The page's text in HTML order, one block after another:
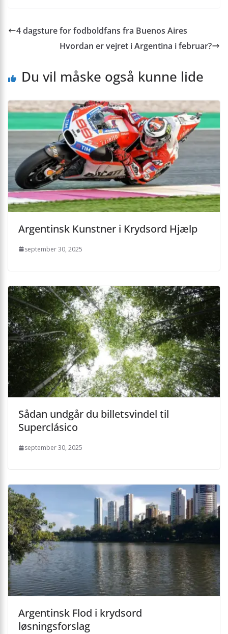
4 dagsture for fodboldfans fra Buenos Aires
Hvordan er vejret i Argentina i februar?
Du vil måske også kunne lide
Argentinsk Kunstner i Krydsord Hjælp
september 30, 2025
Sådan undgår du billetsvindel til
Superclásico
september 30, 2025
Argentinsk Flod i krydsord
løsningsforslag